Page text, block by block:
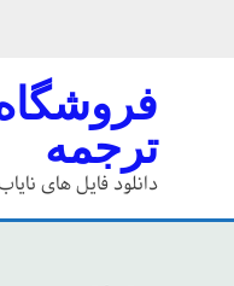
ترجمه
دانلود فایل های